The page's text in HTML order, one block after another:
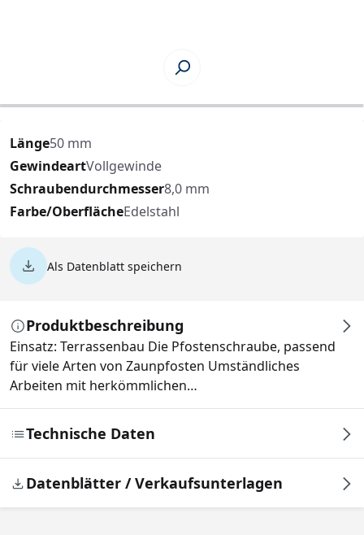
Länge50 mm
GewindeartVollgewinde
Schraubendurchmesser8,0 mm
Farbe/OberflächeEdelstahl
Als Datenblatt speichern
Produktbeschreibung
Einsatz: Terrassenbau Die Pfostenschraube, passend
für viele Arten von Zaunpfosten Umständliches
Arbeiten mit herkömmlichen…
Technische Daten
Datenblätter / Verkaufsunterlagen